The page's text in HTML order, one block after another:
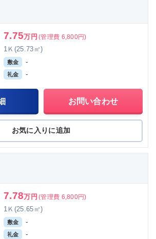
7.75万円 (管理費 6,800円)
1Ｋ(25.73㎡)
敷金 -
礼金 -
お問い合わせ
お気に入りに追加
7.78万円 (管理費 6,800円)
1Ｋ(25.65㎡)
敷金 -
礼金 -